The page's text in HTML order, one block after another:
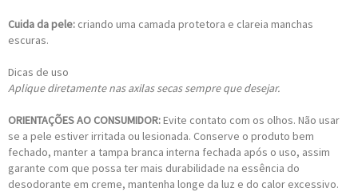
Cuida da pele: criando uma camada protetora e clareia manchas
escuras.
Dicas de uso
Aplique diretamente nas axilas secas sempre que desejar.
ORIENTAÇÕES AO CONSUMIDOR:Evite contato com os olhos. Não usar
se a pele estiver irritada ou lesionada. Conserve o produto bem
fechado, manter a tampa branca interna fechada após o uso, assim
garante com que possa ter mais durabilidade na essência do
desodorante em creme, mantenha longe da luz e do calor excessivo.